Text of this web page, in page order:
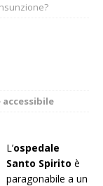
accessibile
L’ospedale
Santo Spirito è
paragonabile a un